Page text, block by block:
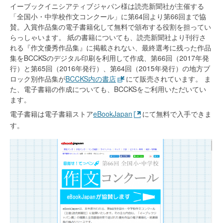
イーブックイニシアティブジャパン様は読売新聞社が主催する
「全国小・中学校作文コンクール」に第64回より第66回まで協
賛。入賞作品集の電子書籍化して無料で頒布する役割を担ってい
らっしゃいます。 紙の書籍についても、読売新聞社より刊行さ
れる『作文優秀作品集』に掲載されない、最終選考に残った作品
集をBCCKSのデジタル印刷を利用して作成、第66回（2017年発
行）と第65回（2016年発行）、第64回（2015年発行）の地方ブ
ロック別作品集がBCCKS内の書店
にて販売されています。 ま
た、電子書籍の作成についても、BCCKSをご利用いただいてい
ます。
電子書籍は電子書籍ストアeBookJapan
にて無料で入手できま
す。